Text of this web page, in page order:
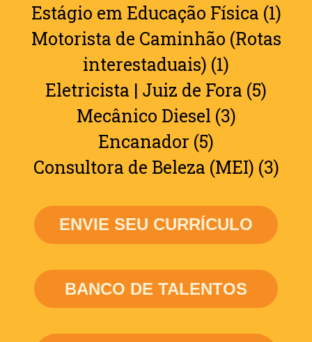
Estágio em Educação Física (1)
Motorista de Caminhão (Rotas
interestaduais) (1)
Eletricista | Juiz de Fora (5)
Mecânico Diesel (3)
Encanador (5)
Consultora de Beleza (MEI) (3)
ENVIE SEU CURRÍCULO
BANCO DE TALENTOS